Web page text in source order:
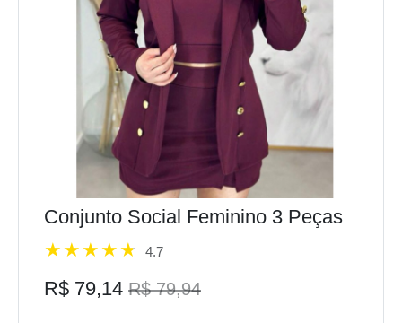
Conjunto Social Feminino 3 Peças
4.7
R$ 79,14 R$ 79,94